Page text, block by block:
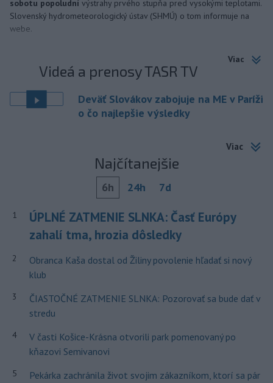
sobotu popoludní výstrahy prvého stupňa pred vysokými teplotami.
Slovenský hydrometeorologický ústav (SHMÚ) o tom informuje na
webe.
Viac
Videá a prenosy TASR TV
Deväť Slovákov zabojuje na ME v Paríži
o čo najlepšie výsledky
Viac
Najčítanejšie
6h 24h 7d
1
ÚPLNÉ ZATMENIE SLNKA: Časť Európy
zahalí tma, hrozia dôsledky
2
Obranca Kaša dostal od Žiliny povolenie hľadať si nový
klub
3
ČIASTOČNÉ ZATMENIE SLNKA: Pozorovať sa bude dať v
stredu
4
V časti Košice-Krásna otvorili park pomenovaný po
kňazovi Semivanovi
5
Pekárka zachránila život svojim zákazníkom, ktorí sa pár